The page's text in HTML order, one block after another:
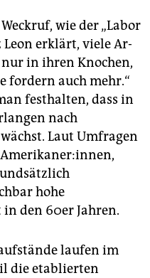
wie der „Labor
Leon erklärt, viele Ar­
in ihren Knochen,
fordern auch mehr.“
festhalten, dass in
nach
Laut Umfragen
hohe
den 60er Jahren.
laufen im
die etablierten